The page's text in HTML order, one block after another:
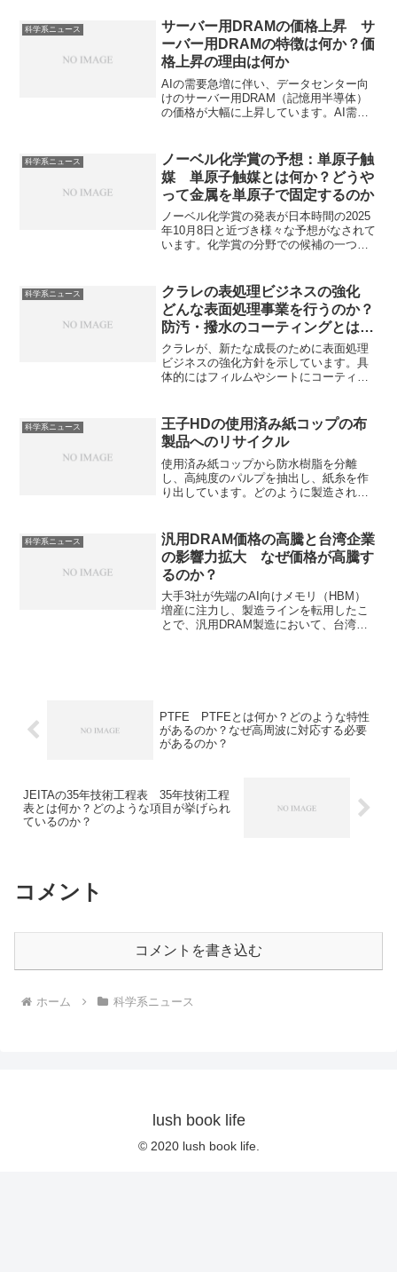
や同社の強みであるシリカコート技術と
は何かを知ることができます。
科学系ニュース
サーバー用DRAMの価格上昇 サ
ーバー用DRAMの特徴は何か？価
格上昇の理由は何か
AIの需要急増に伴い、データセンター向
けのサーバー用DRAM（記憶用半導体）
の価格が大幅に上昇しています。AI需要
薄が起こったことで価格上昇が起きてい
ます。サーバー用DRAMの特徴や今後の
見通しを知ることができます。
科学系ニュース
ノーベル化学賞の予想：単原子触
媒 単原子触媒とは何か？どうや
って金属を単原子で固定するのか
ノーベル化学賞の発表が日本時間の2025
年10月8日と近づき様々な予想がなされて
います。化学賞の分野での候補の一つで
媒です。これにより、高価な貴金属をナ
ノ粒子触媒よりも最大限に有効活用でき
ます。固定化の方法や応用例を知ること
ができます。
科学系ニュース
クラレの表処理ビジネスの強化
どんな表面処理事業を行うのか？
防汚・撥水のコーティングとは何
か？
クラレが、新たな成長のために表面処理
ビジネスの強化方針を示しています。具
体的にはフィルムやシートにコーティン
ビジネスを展開しています。撥水性や防
汚性を高める方法について知ることがで
きます。
科学系ニュース
王子HDの使用済み紙コップの布
製品へのリサイクル
使用済み紙コップから防水樹脂を分離
し、高純度のパルプを抽出し、紙糸を作
り出しています。どのように製造される
科学系ニュース
汎用DRAM価格の高騰と台湾企業
の影響力拡大 なぜ価格が高騰す
るのか？
大手3社が先端のAI向けメモリ（HBM）
増産に注力し、製造ラインを転用したこ
とで、汎用DRAM製造において、台湾企
PTFE PTFEとは何か？どのような特性
があるのか？なぜ高周波に対応する必要
があるのか？
JEITAの35年技術工程表 35年技術工程
表とは何か？どのような項目が挙げられ
ているのか？
コメント
コメントを書き込む
ホーム 科学系ニュース
lush book life
© 2020 lush book life.